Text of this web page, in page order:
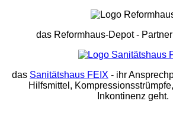
das Reformhaus-Depot-
das Sanitätshaus FEIX - ihr
Hilfsmittel,
Inkontinenz geht.